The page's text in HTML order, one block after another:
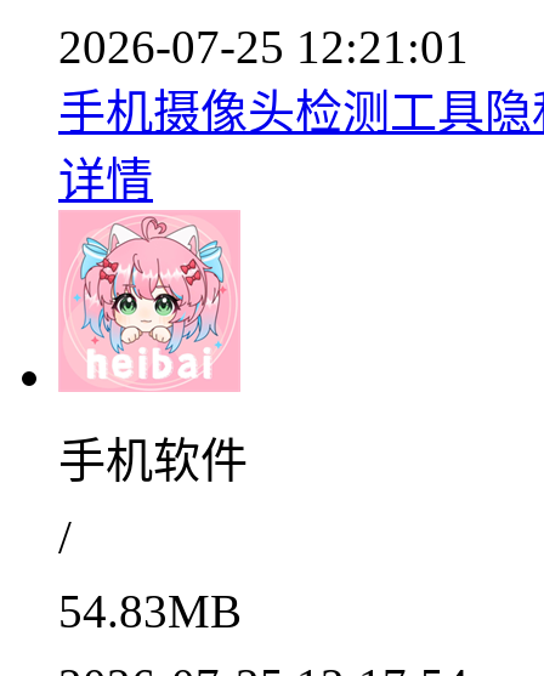
2026-07-25 12:21:01
手机摄像头检测工具
详情
手机软件
/
54.83MB